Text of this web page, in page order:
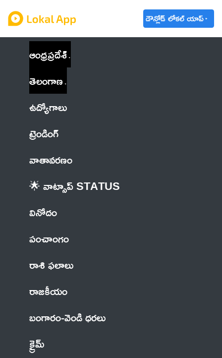
డౌన్లోడ్ లోకల్ యాప్
ఆంధ్రప్రదేశ్
తెలంగాణ
ఉద్యోగాలు
ట్రెండింగ్
వాతావరణం
🌟 వాట్సాప్ STATUS
వినోదం
పంచాంగం
రాశి ఫలాలు
రాజకీయం
బంగారం-వెండి ధరలు
క్రైమ్